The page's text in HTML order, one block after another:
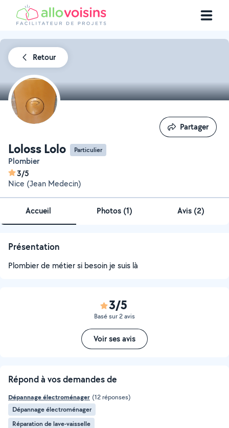
Retour
Loloss Lolo Particulier
Plombier
3/5
Nice (Jean Medecin)
Partager
Partager
Accueil Photos (1) Avis (2)
Présentation
Plombier de métier si besoin je suis là
3/5
Basé sur 2 avis
Voir ses avis
Répond à vos demandes de
Dépannage électroménager (12 réponses)
Dépannage électroménager
Réparation de lave-vaisselle